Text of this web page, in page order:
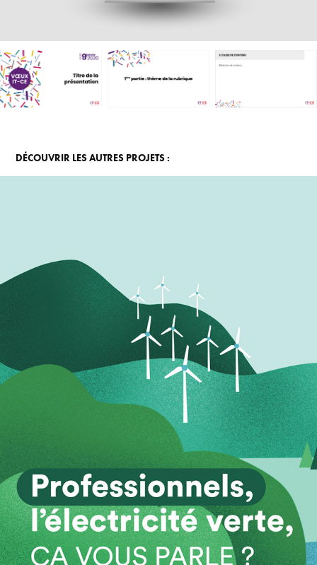
DÉCOUVRIR LES AUTRES PROJETS :
CAPITOLE ENERGIE | ENERGIE VERTE
2021